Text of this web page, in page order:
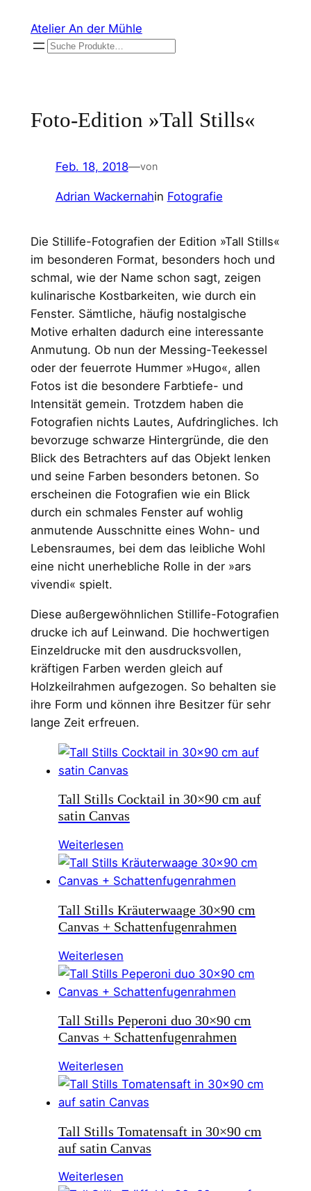
Inhalt
springen
Atelier An der Mühle
Suchen
Foto-Edition »Tall Stills«
Feb. 18, 2018—von
Adrian Wackernahin Fotografie
Die Stillife-Fotografien der Edition »Tall Stills«
im besonderen Format, besonders hoch und
schmal, wie der Name schon sagt, zeigen
kulinarische Kostbarkeiten, wie durch ein
Fenster. Sämtliche, häufig nostalgische
Motive erhalten dadurch eine interessante
Anmutung. Ob nun der Messing-Teekessel
oder der feuerrote Hummer »Hugo«, allen
Fotos ist die besondere Farbtiefe- und
Intensität gemein. Trotzdem haben die
Fotografien nichts Lautes, Aufdringliches. Ich
bevorzuge schwarze Hintergründe, die den
Blick des Betrachters auf das Objekt lenken
und seine Farben besonders betonen. So
erscheinen die Fotografien wie ein Blick
durch ein schmales Fenster auf wohlig
anmutende Ausschnitte eines Wohn- und
Lebensraumes, bei dem das leibliche Wohl
eine nicht unerhebliche Rolle in der »ars
vivendi« spielt.
Diese außergewöhnlichen Stillife-Fotografien
drucke ich auf Leinwand. Die hochwertigen
Einzeldrucke mit den ausdrucksvollen,
kräftigen Farben werden gleich auf
Holzkeilrahmen aufgezogen. So behalten sie
ihre Form und können ihre Besitzer für sehr
lange Zeit erfreuen.
Tall Stills Cocktail in 30×90 cm auf
satin Canvas
Weiterlesen
Tall Stills Kräuterwaage 30×90 cm
Canvas + Schattenfugenrahmen
Weiterlesen
Tall Stills Peperoni duo 30×90 cm
Canvas + Schattenfugenrahmen
Weiterlesen
Tall Stills Tomatensaft in 30×90 cm
auf satin Canvas
Weiterlesen